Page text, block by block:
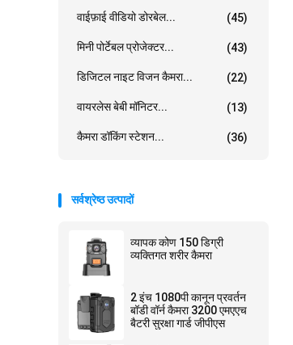
वाईफ़ाई वीडियो डोरबेल... (45)
मिनी पोर्टेबल प्रोजेक्टर... (43)
डिजिटल नाइट विजन कैमरा... (22)
वायरलेस बेबी मॉनिटर... (13)
कैमरा डॉकिंग स्टेशन... (36)
सर्वश्रेष्ठ उत्पादों
व्यापक कोण 150 डिग्री
व्यक्तिगत शरीर कैमरा
2 इंच 1080पी कानून प्रवर्तन
बॉडी वॉर्न कैमरा 3200 एमएएच
बैटरी सुरक्षा गार्ड जीपीएस